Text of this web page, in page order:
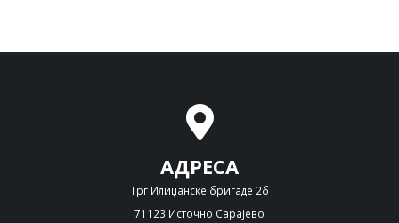
АДРЕСА
Трг Илиџанске бригаде 2б
71123 Источно Сарајево